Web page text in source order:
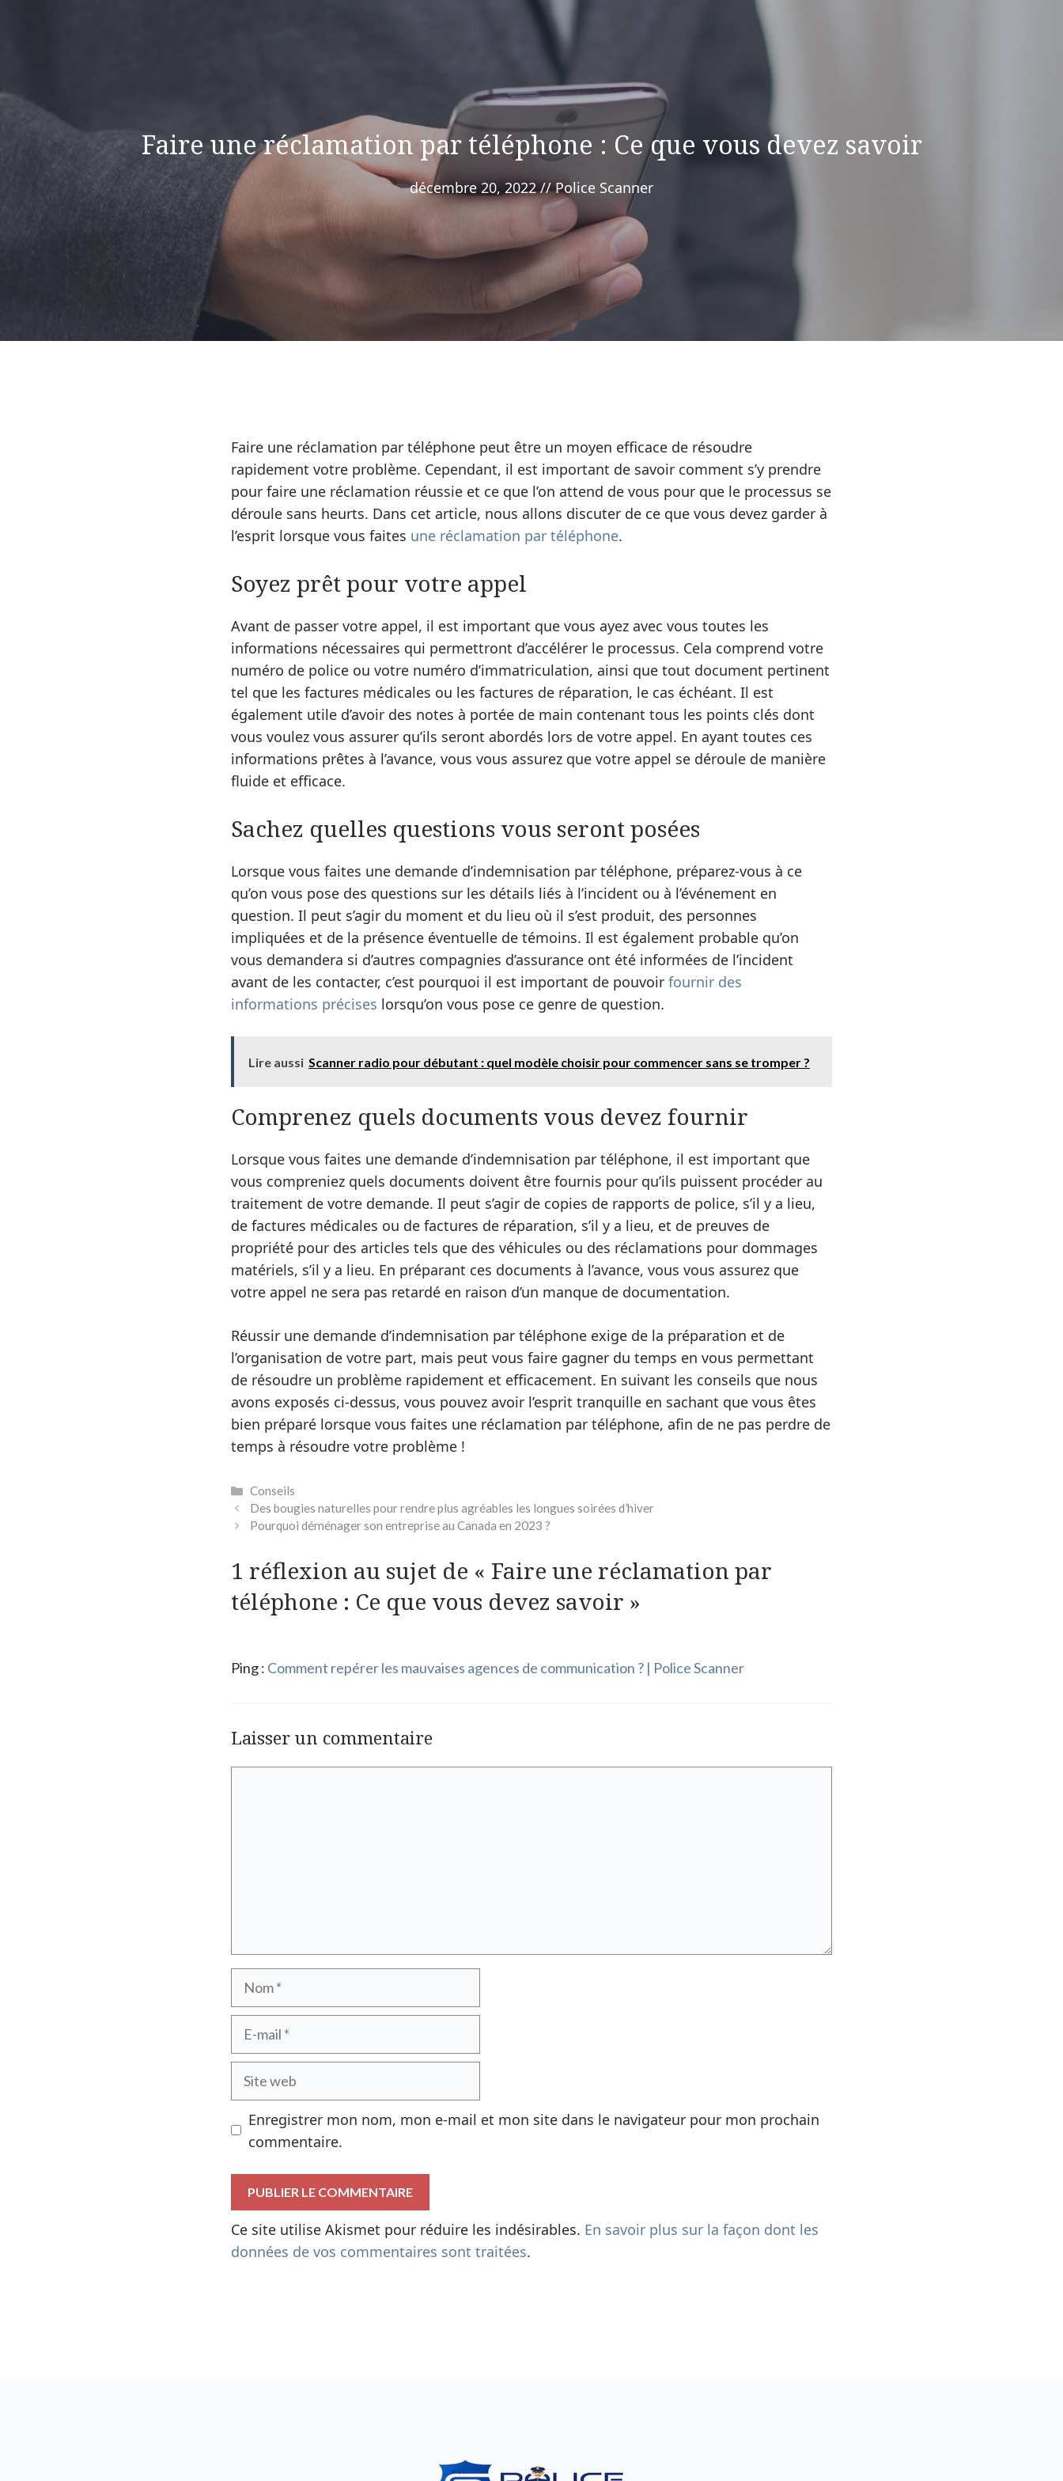
Faire une réclamation par téléphone : Ce que vous devez savoir
décembre 20, 2022 // Police Scanner
Faire une réclamation par téléphone peut être un moyen efficace de résoudre
rapidement votre problème. Cependant, il est important de savoir comment s’y prendre
pour faire une réclamation réussie et ce que l’on attend de vous pour que le processus se
déroule sans heurts. Dans cet article, nous allons discuter de ce que vous devez garder à
l’esprit lorsque vous faites une réclamation par téléphone.
Soyez prêt pour votre appel
Avant de passer votre appel, il est important que vous ayez avec vous toutes les
informations nécessaires qui permettront d’accélérer le processus. Cela comprend votre
numéro de police ou votre numéro d’immatriculation, ainsi que tout document pertinent
tel que les factures médicales ou les factures de réparation, le cas échéant. Il est
également utile d’avoir des notes à portée de main contenant tous les points clés dont
vous voulez vous assurer qu’ils seront abordés lors de votre appel. En ayant toutes ces
informations prêtes à l’avance, vous vous assurez que votre appel se déroule de manière
fluide et efficace.
Sachez quelles questions vous seront posées
Lorsque vous faites une demande d’indemnisation par téléphone, préparez-vous à ce
qu’on vous pose des questions sur les détails liés à l’incident ou à l’événement en
question. Il peut s’agir du moment et du lieu où il s’est produit, des personnes
impliquées et de la présence éventuelle de témoins. Il est également probable qu’on
vous demandera si d’autres compagnies d’assurance ont été informées de l’incident
avant de les contacter, c’est pourquoi il est important de pouvoir fournir des
informations précises lorsqu’on vous pose ce genre de question.
Lire aussi Scanner radio pour débutant : quel modèle choisir pour commencer sans se tromper ?
Comprenez quels documents vous devez fournir
Lorsque vous faites une demande d’indemnisation par téléphone, il est important que
vous compreniez quels documents doivent être fournis pour qu’ils puissent procéder au
traitement de votre demande. Il peut s’agir de copies de rapports de police, s’il y a lieu,
de factures médicales ou de factures de réparation, s’il y a lieu, et de preuves de
propriété pour des articles tels que des véhicules ou des réclamations pour dommages
matériels, s’il y a lieu. En préparant ces documents à l’avance, vous vous assurez que
votre appel ne sera pas retardé en raison d’un manque de documentation.
Réussir une demande d’indemnisation par téléphone exige de la préparation et de
l’organisation de votre part, mais peut vous faire gagner du temps en vous permettant
de résoudre un problème rapidement et efficacement. En suivant les conseils que nous
avons exposés ci-dessus, vous pouvez avoir l’esprit tranquille en sachant que vous êtes
bien préparé lorsque vous faites une réclamation par téléphone, afin de ne pas perdre de
temps à résoudre votre problème !
Catégories
Conseils
Des bougies naturelles pour rendre plus agréables les longues soirées d’hiver
Pourquoi déménager son entreprise au Canada en 2023 ?
1 réflexion au sujet de « Faire une réclamation par
téléphone : Ce que vous devez savoir »
Ping : Comment repérer les mauvaises agences de communication ? | Police Scanner
Laisser un commentaire
Nom
Site
Enregistrer mon nom, mon e-mail et mon site dans le navigateur pour mon prochain
commentaire.
Ce site utilise Akismet pour réduire les indésirables. En savoir plus sur la façon dont les
données de vos commentaires sont traitées.